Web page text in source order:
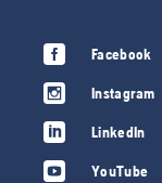
Facebook
Instagram
LinkedIn
YouTube